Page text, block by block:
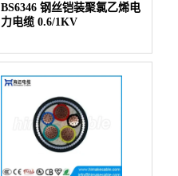
BS6346 钢丝铠装聚氯乙烯电
力电缆 0.6/1KV